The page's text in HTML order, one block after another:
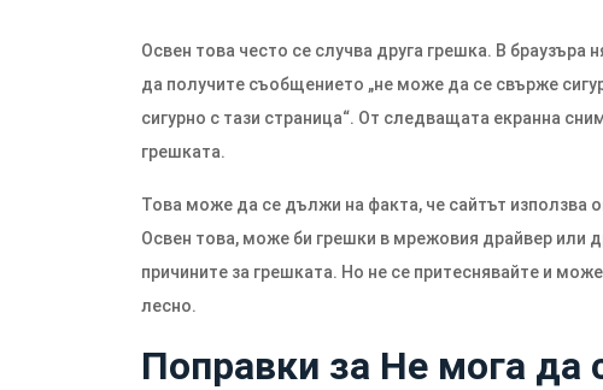
Освен това често се случва друга грешка. В
да получите съобщението „не може да се свърже
сигурно с тази страница“. От следващата екранна
грешката.
Това може да се дължи на факта, че сайтът използва
Освен това, може би грешки в мрежовия драйвер или
причините за грешката. Но не се притеснявайте и
лесно.
Поправки за Не мога да